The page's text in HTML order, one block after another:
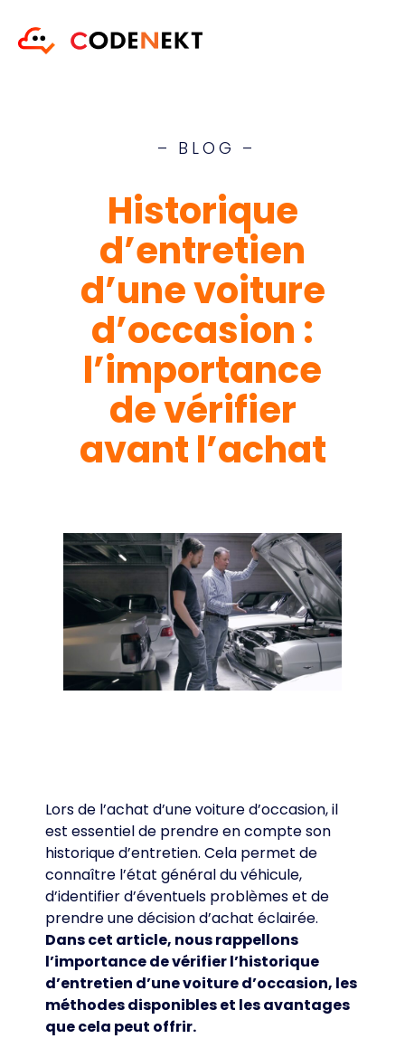
– BLOG –
Historique
d’entretien
d’une voiture
d’occasion :
l’importance
de vérifier
avant l’achat
Lors de l’achat d’une voiture d’occasion, il
est essentiel de prendre en compte son
historique d’entretien. Cela permet de
connaître l’état général du véhicule,
d’identifier d’éventuels problèmes et de
prendre une décision d’achat éclairée.
Dans cet article, nous rappellons
l’importance de vérifier l’historique
d’entretien d’une voiture d’occasion, les
méthodes disponibles et les avantages
que cela peut offrir.